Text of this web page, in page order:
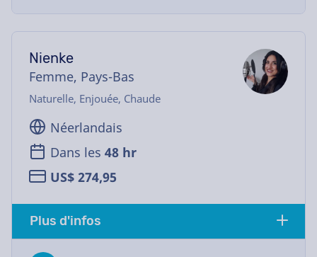
Nienke
Femme, Pays-Bas
Naturelle, Enjouée, Chaude
Néerlandais
Dans les 48 hr
US$ 274,95
Plus d'infos